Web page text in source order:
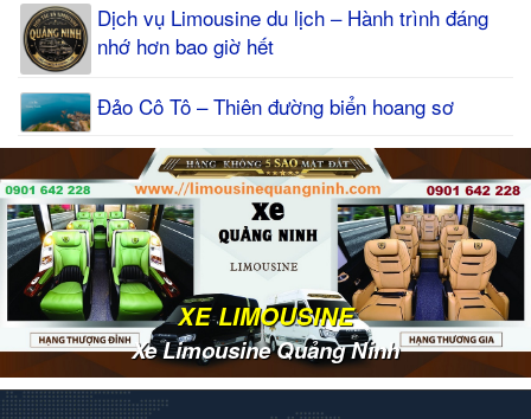
Dịch vụ Limousine du lịch – Hành trình đáng
nhớ hơn bao giờ hết
Đảo Cô Tô – Thiên đường biển hoang sơ
XE LIMOUSINE
Xe Limousine Quảng Ninh